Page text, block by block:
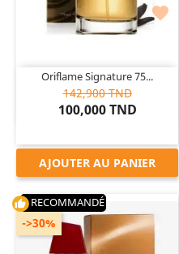

Oriflame Signature 75...
142,900 TND
100,000 TND
AJOUTER AU PANIER
thumb_up RECOMMANDÉ
->30%